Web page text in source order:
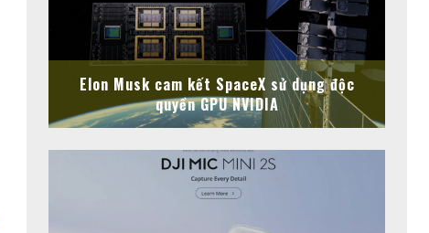
Elon Musk cam kết SpaceX sử dụng độc
quyền GPU NVIDIA